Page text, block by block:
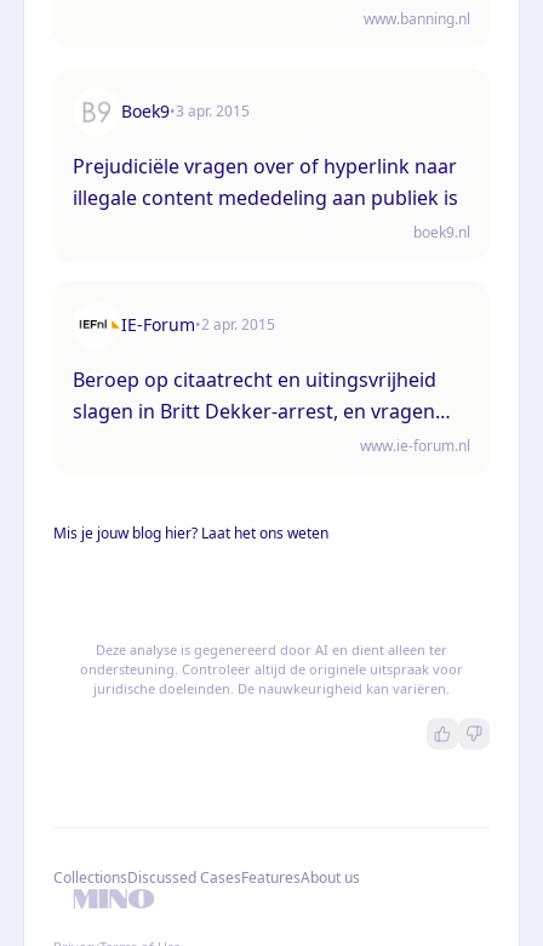
(Geenstijl.nl) voorafgaand aan publicatie in
www.banning.nl
Boek9•3 apr. 2015
Prejudiciële vragen over of hyperlink naar
illegale content mededeling aan publiek is
boek9.nl
IE-Forum•2 apr. 2015
Beroep op citaatrecht en uitingsvrijheid
slagen in Britt Dekker-arrest, en vragen
www.ie-forum.nl
Mis je jouw blog hier? Laat het ons weten
Deze analyse is gegenereerd door AI en dient alleen ter
ondersteuning. Controleer altijd de originele uitspraak voor
juridische doeleinden. De nauwkeurigheid kan variëren.
CollectionsDiscussed CasesFeaturesAbout us